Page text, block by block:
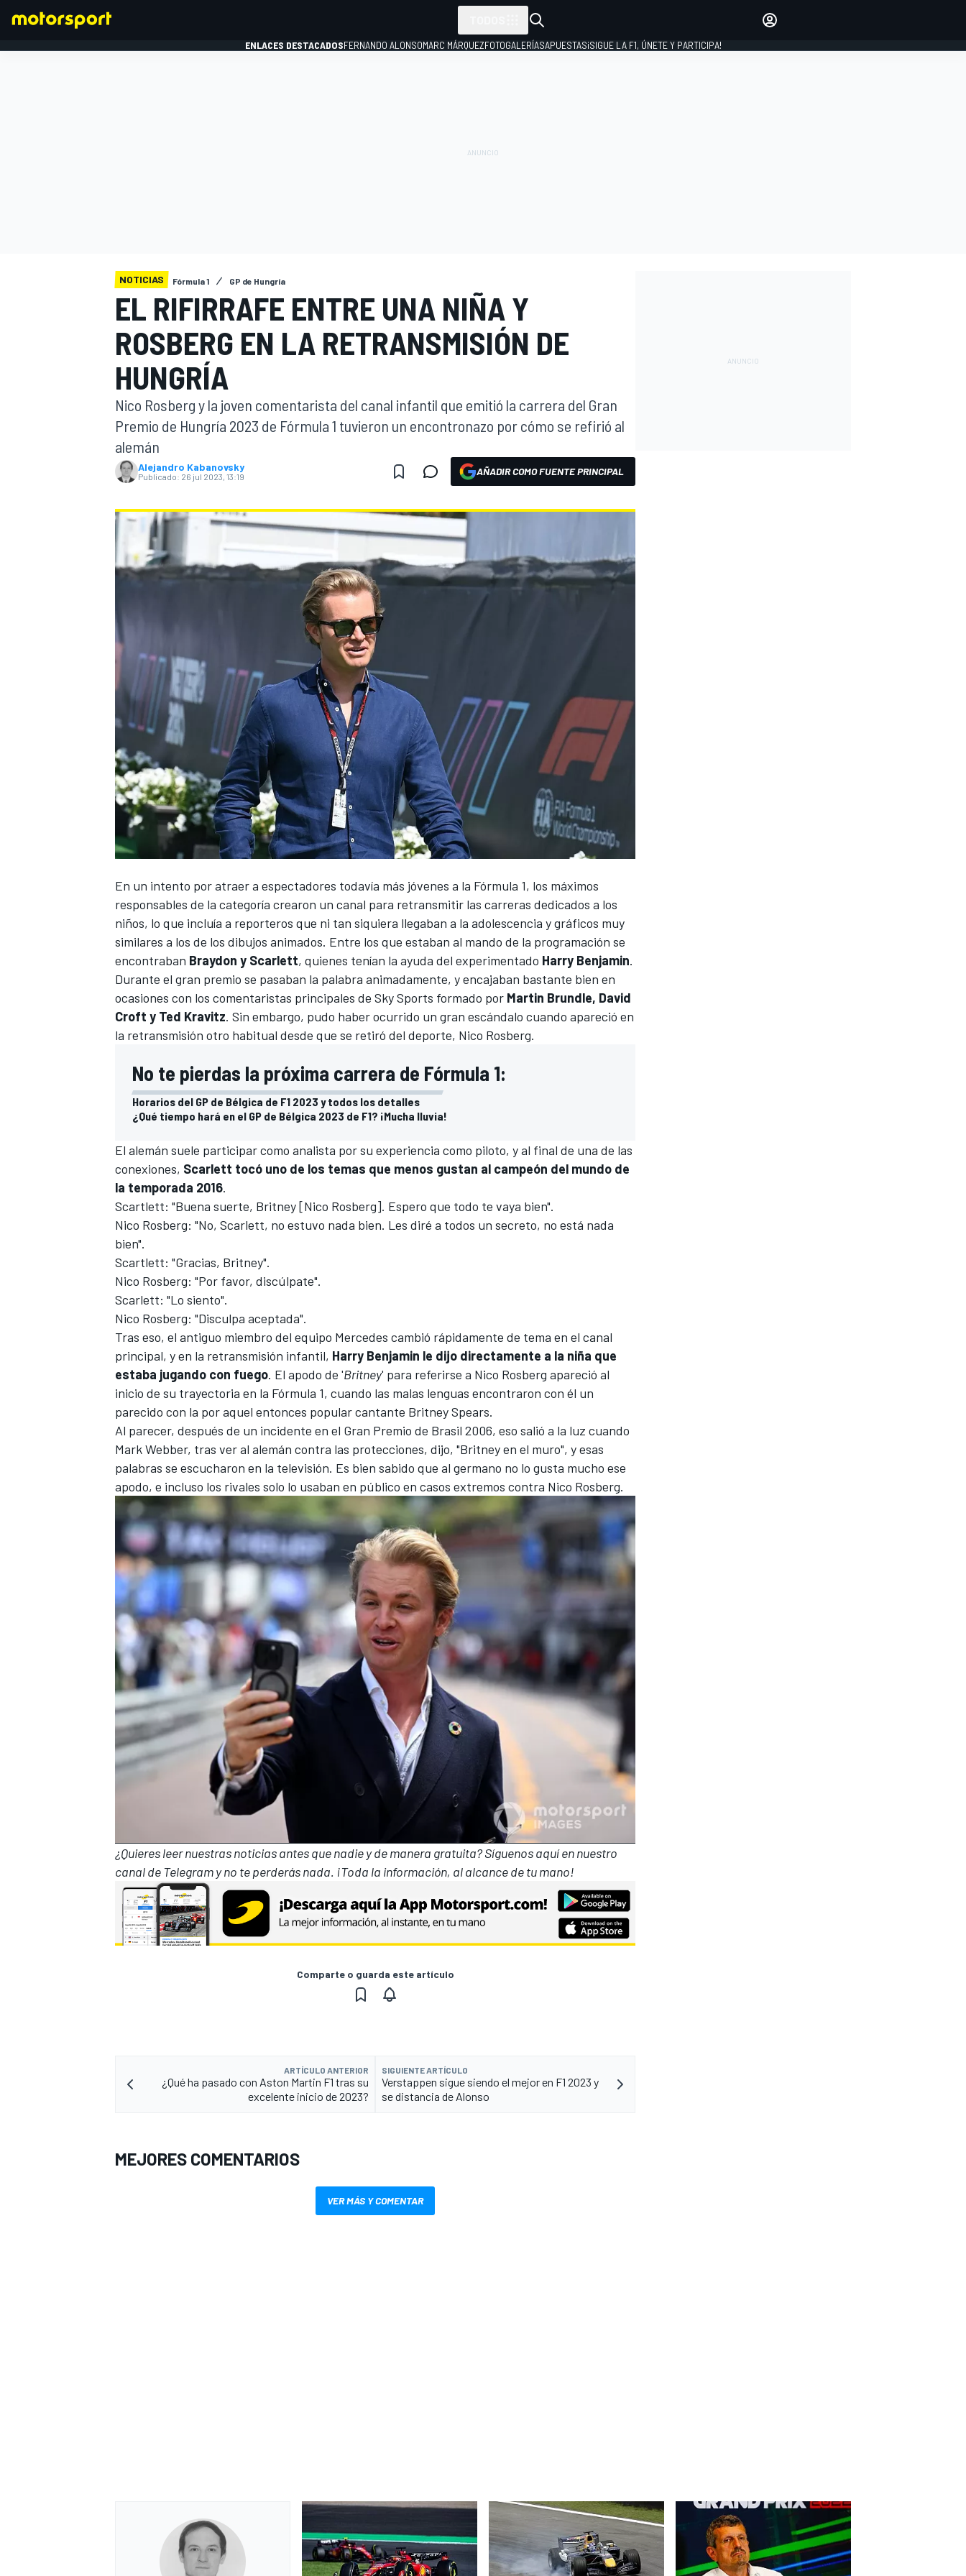
WEC FÓRMULA E
MÁS CATEGORÍAS
ENLACES DESTACADOSFERNANDO ALONSOMARC MÁRQUEZFOTOGALERÍASAPUESTAS¡SIGUE LA F1, ÚNETE Y PARTICIPA!
NOTICIAS Fórmula 1 GP de Hungría
EL RIFIRRAFE ENTRE UNA NIÑA Y
ROSBERG EN LA RETRANSMISIÓN DE
HUNGRÍA
Nico Rosberg y la joven comentarista del canal infantil que emitió la carrera del Gran
Premio de Hungría 2023 de Fórmula 1 tuvieron un encontronazo por cómo se refirió al
alemán
Alejandro Kabanovsky
Publicado: 26 jul 2023, 13:19 AÑADIR COMO FUENTE PRINCIPAL
En un intento por atraer a espectadores todavía más jóvenes a la Fórmula 1, los máximos
responsables de la categoría crearon un canal para retransmitir las carreras dedicados a los
niños, lo que incluía a reporteros que ni tan siquiera llegaban a la adolescencia y gráficos muy
similares a los de los dibujos animados. Entre los que estaban al mando de la programación se
encontraban Braydon y Scarlett, quienes tenían la ayuda del experimentado Harry Benjamin.
Durante el gran premio se pasaban la palabra animadamente, y encajaban bastante bien en
ocasiones con los comentaristas principales de Sky Sports formado por Martin Brundle, David
Croft y Ted Kravitz. Sin embargo, pudo haber ocurrido un gran escándalo cuando apareció en
la retransmisión otro habitual desde que se retiró del deporte, Nico Rosberg.
No te pierdas la próxima carrera de Fórmula 1:
Horarios del GP de Bélgica de F1 2023 y todos los detalles
¿Qué tiempo hará en el GP de Bélgica 2023 de F1? ¡Mucha lluvia!
El alemán suele participar como analista por su experiencia como piloto, y al final de una de las
conexiones, Scarlett tocó uno de los temas que menos gustan al campeón del mundo de
la temporada 2016.
Scartlett: "Buena suerte, Britney [Nico Rosberg]. Espero que todo te vaya bien".
Nico Rosberg: "No, Scarlett, no estuvo nada bien. Les diré a todos un secreto, no está nada
bien".
Scartlett: "Gracias, Britney".
Nico Rosberg: "Por favor, discúlpate".
Scarlett: "Lo siento".
Nico Rosberg: "Disculpa aceptada".
Tras eso, el antiguo miembro del equipo Mercedes cambió rápidamente de tema en el canal
principal, y en la retransmisión infantil, Harry Benjamin le dijo directamente a la niña que
estaba jugando con fuego. El apodo de 'Britney' para referirse a Nico Rosberg apareció al
inicio de su trayectoria en la Fórmula 1, cuando las malas lenguas encontraron con él un
parecido con la por aquel entonces popular cantante Britney Spears.
Al parecer, después de un incidente en el Gran Premio de Brasil 2006, eso salió a la luz cuando
Mark Webber, tras ver al alemán contra las protecciones, dijo, "Britney en el muro", y esas
palabras se escucharon en la televisión. Es bien sabido que al germano no lo gusta mucho ese
apodo, e incluso los rivales solo lo usaban en público en casos extremos contra Nico Rosberg.
¿Quieres leer nuestras noticias antes que nadie y de manera gratuita? Síguenosaquí en nuestro
canal de Telegramy no te perderás nada. ¡Toda la información, al alcance de tu mano!
Comparte o guarda este artículo
ARTÍCULO ANTERIOR
¿Qué ha pasado con Aston Martin F1 tras su
excelente inicio de 2023?
SIGUIENTE ARTÍCULO
Verstappen sigue siendo el mejor en F1 2023 y
se distancia de Alonso
MEJORES COMENTARIOS
VER MÁS Y COMENTAR